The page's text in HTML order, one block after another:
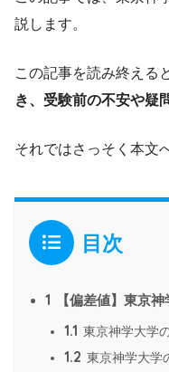
説します。
この記事を読み終える
き、受験前の不安や疑
それではさっそく本文
目次
1 【偏差値】東京
1.1 東京神学大学
1.2 東京神学大学